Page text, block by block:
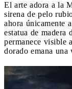
El arte adora a la
sirena de pelo
ahora únicamente
estatua de madera
permanece visible
dorado emana una